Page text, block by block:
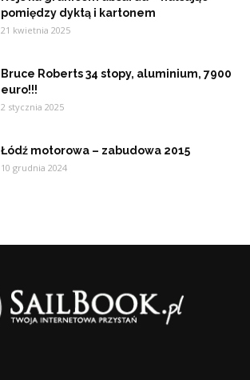
pomiędzy dyktą i kartonem
21 kwietnia 2025
Bruce Roberts 34 stopy, aluminium, 7900
euro!!!
2 stycznia 2025
Łódź motorowa – zabudowa 2015
10 grudnia 2024